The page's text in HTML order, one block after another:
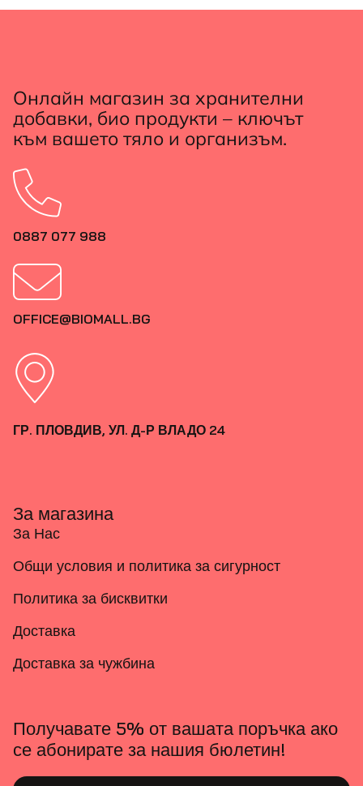
Онлайн магазин за хранителни
добавки, био продукти – ключът
към вашето тяло и организъм.
0887 077 988
OFFICE@BIOMALL.BG
ГР. ПЛОВДИВ, УЛ. Д-Р ВЛАДО 24
За магазина
За Нас
Общи условия и политика за сигурност
Политика за бисквитки
Доставка
Доставка за чужбина
Получавате 5% от вашата поръчка ако
се абонирате за нашия бюлетин!